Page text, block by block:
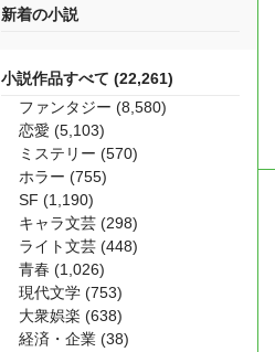
新着の小説
小説作品すべて (22,261)
ファンタジー (8,580)
恋愛 (5,103)
ミステリー (570)
ホラー (755)
SF (1,190)
キャラ文芸 (298)
ライト文芸 (448)
青春 (1,026)
現代文学 (753)
大衆娯楽 (638)
経済・企業 (38)